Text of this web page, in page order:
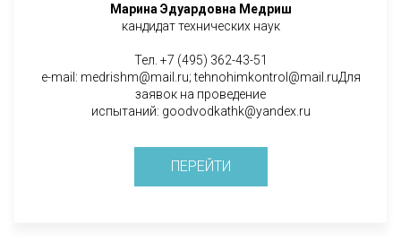
Марина Эдуардовна Медриш
кандидат технических наук
Тел. +7 (495) 362-43-51
e-mail: medrishm@mail.ru; tehnohimkontrol@mail.ruДля
заявок на проведение
испытаний: goodvodkathk@yandex.ru
ПЕРЕЙТИ